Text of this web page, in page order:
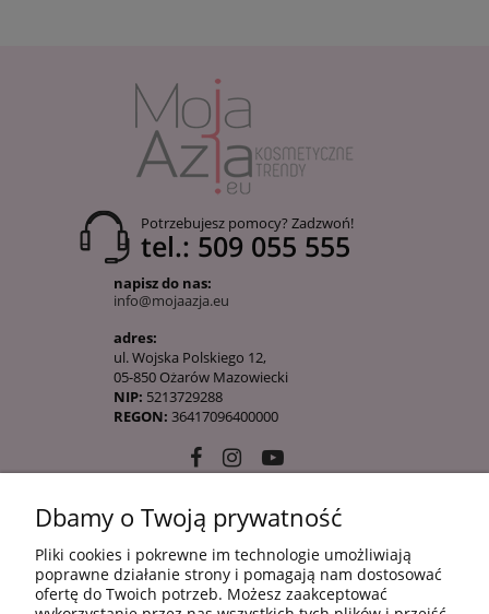
Potrzebujesz pomocy? Zadzwoń!
tel.: 509 055 555
napisz do nas:
info@mojaazja.eu
adres:
ul. Wojska Polskiego 12,
05-850 Ożarów Mazowiecki
NIP: 5213729288
REGON: 36417096400000
10 KROKÓW KOREAŃSKIEJ PIELĘGANCJI
INFORMACJE
Dbamy o Twoją prywatność
Pliki cookies i pokrewne im technologie umożliwiają
poprawne działanie strony i pomagają nam dostosować
ofertę do Twoich potrzeb. Możesz zaakceptować